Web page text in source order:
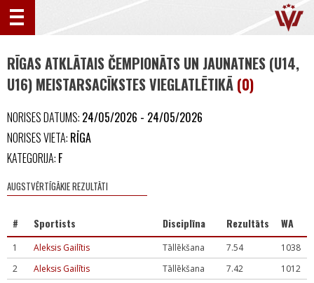
RĪGAS ATKLĀTAIS ČEMPIONĀTS UN JAUNATNES (U14,
U16) MEISTARSACĪKSTES VIEGLATLĒTIKĀ (0)
NORISES DATUMS: 24/05/2026 - 24/05/2026
NORISES VIETA: RĪGA
KATEGORIJA: F
AUGSTVĒRTĪGĀKIE REZULTĀTI
# Sportists Disciplīna Rezultāts WA
1 Aleksis Gailītis Tāllēkšana 7.54
1038
2
Aleksis Gailītis Tāllēkšana 7.42
1012